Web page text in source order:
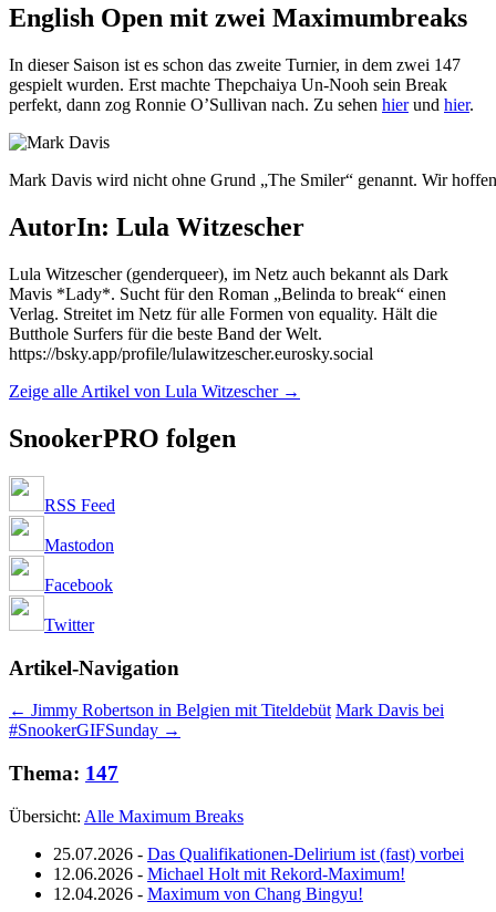
English Open mit zwei Maximumbreaks
In dieser Saison ist es schon das zweite Turnier, in dem zwei 147
gespielt wurden. Erst machte Thepchaiya Un-Nooh sein Break
perfekt, dann zog Ronnie O’Sullivan nach. Zu sehen hierund hier.
Mark Davis wird nicht ohne Grund „The Smiler“ genannt. Wir
AutorIn: Lula Witzescher
Lula Witzescher (genderqueer), im Netz auch bekannt als Dark
Mavis *Lady*. Sucht für den Roman „Belinda to break“ einen
Verlag. Streitet im Netz für alle Formen von equality. Hält die
Butthole Surfers für die beste Band der Welt.
https://bsky.app/profile/lulawitzescher.eurosky.social
Zeige alle Artikel von Lula Witzescher →
SnookerPRO folgen
RSS Feed
Mastodon
Facebook
Twitter
Artikel-Navigation
← Jimmy Robertson in Belgien mit Titeldebüt Mark Davis bei
#SnookerGIFSunday →
Thema: 147
Übersicht: Alle Maximum Breaks
25.07.2026 - Das Qualifikationen-Delirium ist (fast) vorbei
12.06.2026 - Michael Holt mit Rekord-Maximum!
12.04.2026 - Maximum von Chang Bingyu!